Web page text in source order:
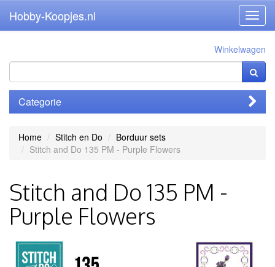
Hobby-Koopjes.nl
Winkelwagen
Categorie
Home Stitch en Do
Borduur sets
Stitch and Do 135 PM - Purple Flowers
Stitch and Do 135 PM -
Purple Flowers